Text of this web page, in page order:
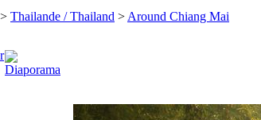
> Thailande / Thailand > Around Chiang Mai